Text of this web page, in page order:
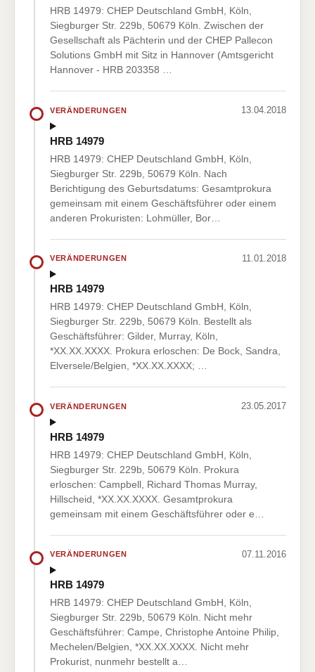
HRB 14979: CHEP Deutschland GmbH, Köln,
Siegburger Str. 229b, 50679 Köln. Zwischen der
Gesellschaft als Pächterin und der CHEP Pallecon
Solutions GmbH mit Sitz in Hannover (Amtsgericht
Hannover - HRB 203358 …
VERÄNDERUNGEN 13.04.2018
HRB 14979
HRB 14979: CHEP Deutschland GmbH, Köln,
Siegburger Str. 229b, 50679 Köln. Nach
Berichtigung des Geburtsdatums: Gesamtprokura
gemeinsam mit einem Geschäftsführer oder einem
anderen Prokuristen: Lohmüller, Bor…
VERÄNDERUNGEN 11.01.2018
HRB 14979
HRB 14979: CHEP Deutschland GmbH, Köln,
Siegburger Str. 229b, 50679 Köln. Bestellt als
Geschäftsführer: Gilder, Murray, Köln,
*XX.XX.XXXX. Prokura erloschen: De Bock, Sandra,
Elversele/Belgien, *XX.XX.XXXX; …
VERÄNDERUNGEN 23.05.2017
HRB 14979
HRB 14979: CHEP Deutschland GmbH, Köln,
Siegburger Str. 229b, 50679 Köln. Prokura
erloschen: Campbell, Richard Thomas Murray,
Hillscheid, *XX.XX.XXXX. Gesamtprokura
gemeinsam mit einem Geschäftsführer oder e…
VERÄNDERUNGEN 07.11.2016
HRB 14979
HRB 14979: CHEP Deutschland GmbH, Köln,
Siegburger Str. 229b, 50679 Köln. Nicht mehr
Geschäftsführer: Campe, Christophe Antoine Philip,
Mechelen/Belgien, *XX.XX.XXXX. Nicht mehr
Prokurist, nunmehr bestellt a…